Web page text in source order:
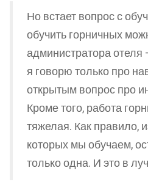
Но встает вопрос с
обучить горничных
администратора отеля
я говорю только про
открытым вопрос про
Кроме того, работа
тяжелая. Как правило,
которых мы обучаем,
только одна. И это в